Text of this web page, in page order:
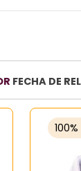
FECHA DE
100%